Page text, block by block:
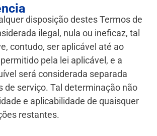
disposição destes Termos de
ilegal, nula ou ineficaz, tal
contudo, ser aplicável até ao
pela lei aplicável, e a
será considerada separada
de serviço. Tal determinação não
e aplicabilidade de quaisquer
restantes.